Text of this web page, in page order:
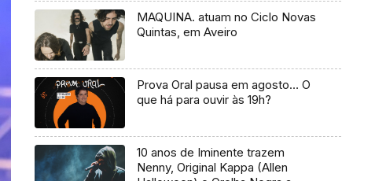
MAQUINA. atuam no Ciclo Novas
Quintas, em Aveiro
Prova Oral pausa em agosto… O
que há para ouvir às 19h?
10 anos de Iminente trazem
Nenny, Original Kappa (Allen